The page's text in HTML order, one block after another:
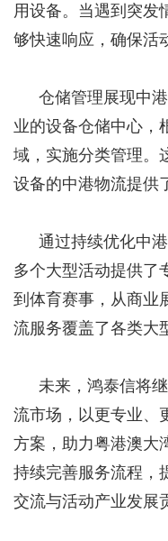
用设备。当遇到突发
够快速响应，确保活
仓储管理展现中
业的设备仓储中心，
域，实施分类管理。
设备的中港物流提供
通过持续优化中
多个大型活动提供了
到体育赛事，从商业
流服务覆盖了各类大
未来，鸿泰信将
流市场，以更专业、
方案，助力粤港澳大
持续完善服务流程，
交流与活动产业发展